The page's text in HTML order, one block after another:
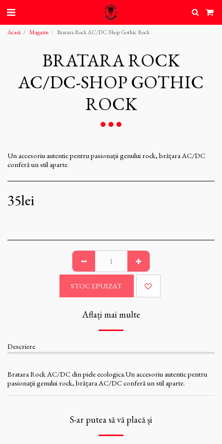
Acasă Magazin Bratara Rock AC/DC-Shop Gothic Rock
BRATARA ROCK
AC/DC-SHOP GOTHIC
ROCK
Un accesoriu autentic pentru pasionații genului rock, brățara AC/DC
conferă un stil aparte.
35lei
STOC EPUIZAT
Aflați mai multe
Descriere
Bratara Rock AC/DC din piele ecologica.Un accesoriu autentic pentru
pasionații genului rock, brățara AC/DC conferă un stil aparte.
S-ar putea să vă placă și